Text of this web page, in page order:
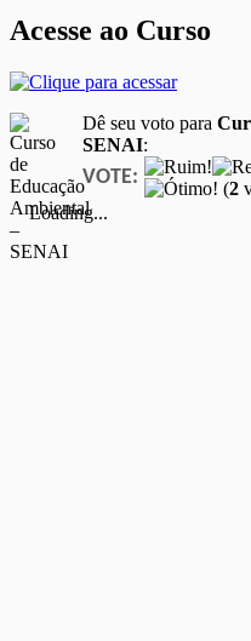
Acesse ao Curso
Dê seu voto para
SENAI:
VOTE: (2
Loading...